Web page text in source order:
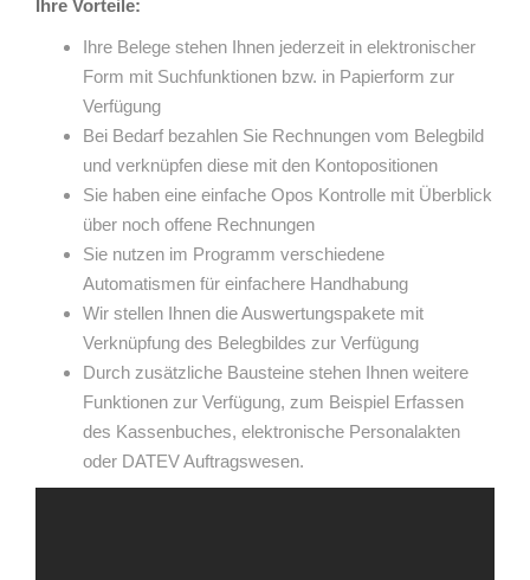
Ihre Vorteile:
Ihre Belege stehen Ihnen jederzeit in elektronischer
Form mit Suchfunktionen bzw. in Papierform zur
Verfügung
Bei Bedarf bezahlen Sie Rechnungen vom Belegbild
und verknüpfen diese mit den Kontopositionen
Sie haben eine einfache Opos Kontrolle mit Überblick
über noch offene Rechnungen
Sie nutzen im Programm verschiedene
Automatismen für einfachere Handhabung
Wir stellen Ihnen die Auswertungspakete mit
Verknüpfung des Belegbildes zur Verfügung
Durch zusätzliche Bausteine stehen Ihnen weitere
Funktionen zur Verfügung, zum Beispiel Erfassen
des Kassenbuches, elektronische Personalakten
oder DATEV Auftragswesen.